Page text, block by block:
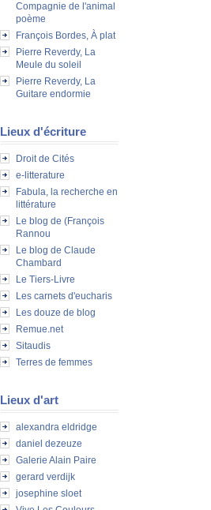
Compagnie de l'animal
poème
François Bordes, À plat
Pierre Reverdy, La
Meule du soleil
Pierre Reverdy, La
Guitare endormie
Lieux d'écriture
Droit de Cités
e-litterature
Fabula, la recherche en
littérature
Le blog de (François
Rannou
Le blog de Claude
Chambard
Le Tiers-Livre
Les carnets d'eucharis
Les douze de blog
Remue.net
Sitaudis
Terres de femmes
Lieux d'art
alexandra eldridge
daniel dezeuze
Galerie Alain Paire
gerard verdijk
josephine sloet